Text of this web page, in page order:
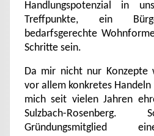
Handlungspotenzial in
Treffpunkte, ein
bedarfsgerechte
Schritte sein.
Da mir nicht nur Konzepte
vor allem konkretes
mich seit vielen Jahren
Sulzbach-
Gründungsmitglied